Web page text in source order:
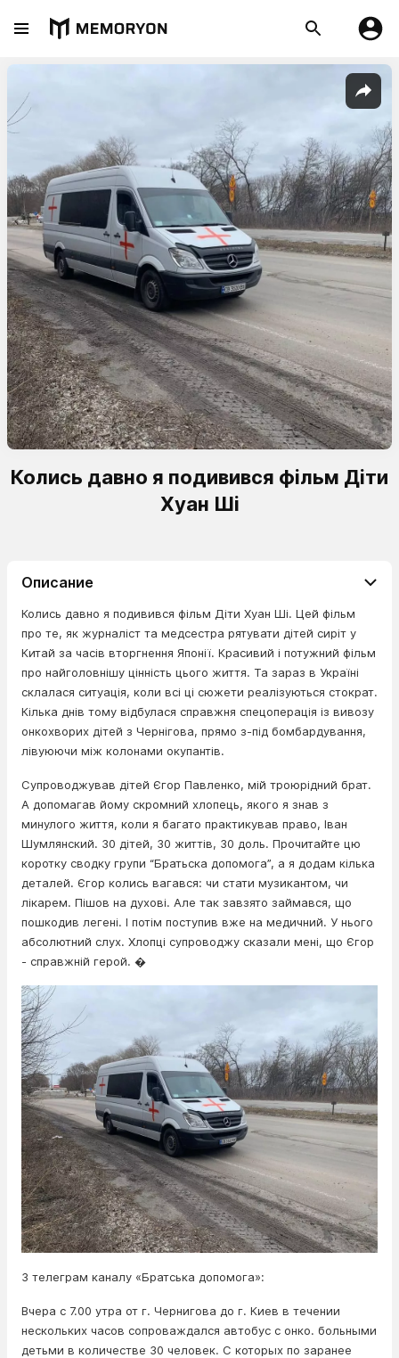
Колись давно я подивився фільм Діти
Хуан Ші
Описание
Колись давно я подивився фільм Діти Хуан Ші. Цей фільм
про те, як журналіст та медсестра рятувати дітей сиріт у
Китай за часів вторгнення Японії. Красивий і потужний фільм
про найголовнішу цінність цього життя. Та зараз в Україні
склалася ситуація, коли всі ці сюжети реалізуються стократ.
Кілька днів тому відбулася справжня спецоперація із вивозу
онкохворих дітей з Чернігова, прямо з-під бомбардування,
лівуюючи між колонами окупантів.
Супроводжував дітей Єгор Павленко, мій троюрідний брат.
А допомагав йому скромний хлопець, якого я знав з
минулого життя, коли я багато практикував право, Іван
Шумлянский. 30 дітей, 30 життів, 30 доль. Прочитайте цю
коротку сводку групи “Братьска допомога”, а я додам кілька
деталей. Єгор колись вагався: чи стати музикантом, чи
лікарем. Пішов на духові. Але так завзято займався, що
пошкодив легені. І потім поступив вже на медичний. У нього
абсолютний слух. Хлопці супроводжу сказали мені, що Єгор
- справжній герой. �
З телеграм каналу «Братська допомога»:
Вчера с 7.00 утра от г. Чернигова до г. Киев в течении
нескольких часов сопроваждался автобус с онко. больными
детьми в количестве 30 человек. С которых по заранее